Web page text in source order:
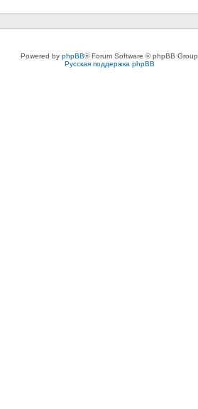
Powered by phpBB® Forum Software © phpBB Group
Русская поддержка phpBB